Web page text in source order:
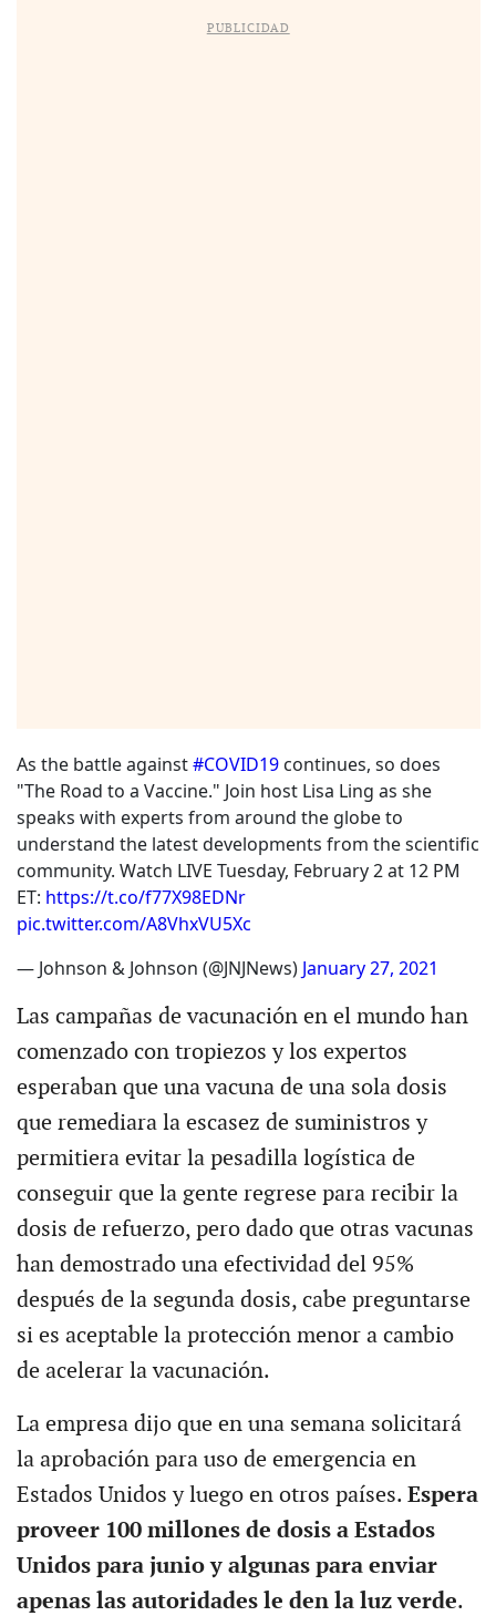
PUBLICIDAD
As the battle against#COVID19continues, so does
"The Road to a Vaccine." Join host Lisa Ling as she
speaks with experts from around the globe to
understand the latest developments from the scientific
community. Watch LIVE Tuesday, February 2 at 12 PM
ET: https://t.co/f77X98EDNr
pic.twitter.com/A8VhxVU5Xc
— Johnson & Johnson (@JNJNews) January 27, 2021
Las campañas de vacunación en el mundo han
comenzado con tropiezos y los expertos
esperaban que una vacuna de una sola dosis
que remediara la escasez de suministros y
permitiera evitar la pesadilla logística de
conseguir que la gente regrese para recibir la
dosis de refuerzo, pero dado que otras vacunas
han demostrado una efectividad del 95%
después de la segunda dosis, cabe preguntarse
si es aceptable la protección menor a cambio
de acelerar la vacunación.
La empresa dijo que en una semana solicitará
la aprobación para uso de emergencia en
Estados Unidos y luego en otros países. Espera
proveer 100 millones de dosis a Estados
Unidos para junio y algunas para enviar
apenas las autoridades le den la luz verde.